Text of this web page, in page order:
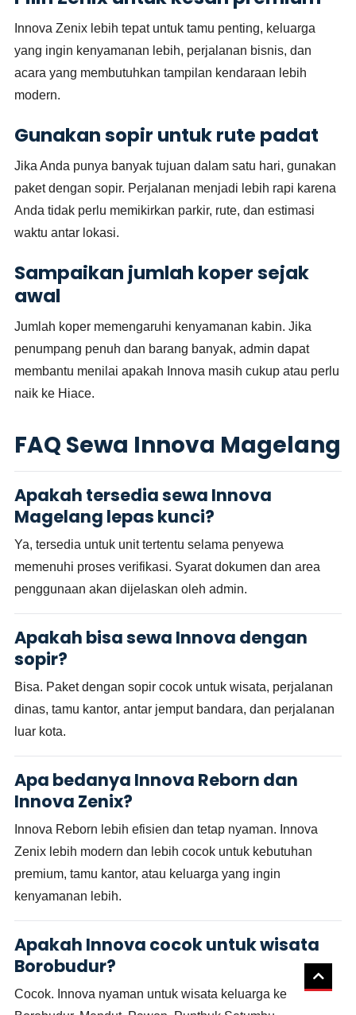
Innova Zenix lebih tepat untuk tamu penting, keluarga
yang ingin kenyamanan lebih, perjalanan bisnis, dan
acara yang membutuhkan tampilan kendaraan lebih
modern.
Gunakan sopir untuk rute padat
Jika Anda punya banyak tujuan dalam satu hari, gunakan
paket dengan sopir. Perjalanan menjadi lebih rapi karena
Anda tidak perlu memikirkan parkir, rute, dan estimasi
waktu antar lokasi.
Sampaikan jumlah koper sejak
awal
Jumlah koper memengaruhi kenyamanan kabin. Jika
penumpang penuh dan barang banyak, admin dapat
membantu menilai apakah Innova masih cukup atau perlu
naik ke Hiace.
FAQ Sewa Innova Magelang
Apakah tersedia sewa Innova
Magelang lepas kunci?
Ya, tersedia untuk unit tertentu selama penyewa
memenuhi proses verifikasi. Syarat dokumen dan area
penggunaan akan dijelaskan oleh admin.
Apakah bisa sewa Innova dengan
sopir?
Bisa. Paket dengan sopir cocok untuk wisata, perjalanan
dinas, tamu kantor, antar jemput bandara, dan perjalanan
luar kota.
Apa bedanya Innova Reborn dan
Innova Zenix?
Innova Reborn lebih efisien dan tetap nyaman. Innova
Zenix lebih modern dan lebih cocok untuk kebutuhan
premium, tamu kantor, atau keluarga yang ingin
kenyamanan lebih.
Apakah Innova cocok untuk wisata
Borobudur?
Cocok. Innova nyaman untuk wisata keluarga ke